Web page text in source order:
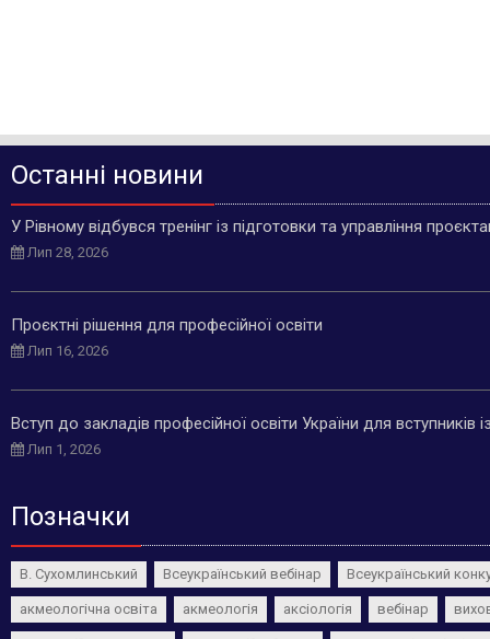
Останні новини
У Рівному відбувся тренінг із підготовки та управління
Лип 28, 2026
Проєктні рішення для професійної освіти
Лип 16, 2026
Вступ до закладів професійної освіти України для
Лип 1, 2026
Позначки
В. Сухомлинський Всеукраїнський вебінар Всеукраїнський
акмеологічна освіта акмеологія аксіологія вебінар